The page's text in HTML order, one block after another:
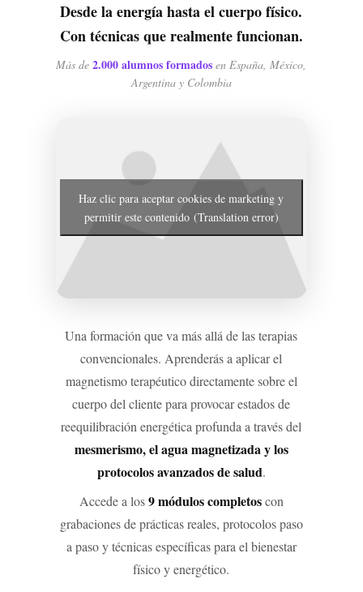
Desde la energía hasta el cuerpo físico.
Con técnicas que realmente funcionan.
Más de2.000 alumnos formados en España, México,
Argentina y Colombia
Haz clic para aceptar cookies de marketing y
permitir este contenido (Translation error)
Una formación que va más allá de las terapias
convencionales. Aprenderás a aplicar el
magnetismo terapéutico directamente sobre el
cuerpo del cliente para provocar estados de
reequilibración energética profunda a través del
mesmerismo, el agua magnetizada y los
protocolos avanzados de salud.
Accede a los9 módulos completoscon
grabaciones de prácticas reales, protocolos paso
a paso y técnicas específicas para el bienestar
físico y energético.